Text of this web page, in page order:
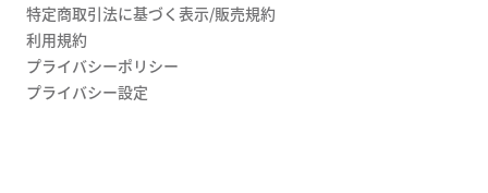
特定商取引法に基づく表示/販売規約
利用規約
プライバシーポリシー
プライバシー設定